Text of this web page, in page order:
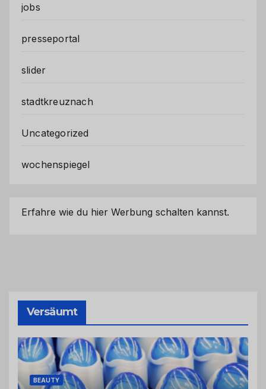
jobs
presseportal
slider
stadtkreuznach
Uncategorized
wochenspiegel
Erfahre wie du hier Werbung schalten kannst.
Versäumt
BEAUTY